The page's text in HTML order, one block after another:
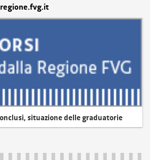
situazione delle graduatorie